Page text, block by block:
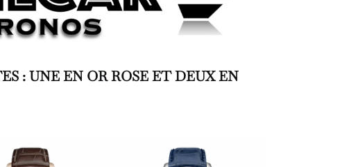
: UNE EN OR ROSE ET DEUX EN